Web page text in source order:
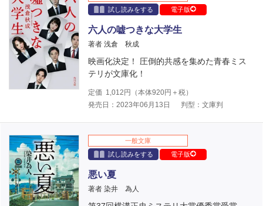
試し読みをする
電子版
六人の嘘つきな大学生
著者 浅倉 秋成
映画化決定！ 圧倒的共感を集めた青春ミス
テリが文庫化！
定価 1,012 円（本体920円＋税）
発売日：2023年06月13日
判型：文庫判
一般文庫
試し読みをする
電子版
悪い夏
著者 染井 為人